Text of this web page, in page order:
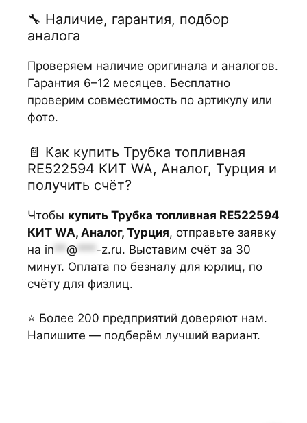
🔧 Наличие, гарантия, подбор
аналога
Проверяем наличие оригинала и аналогов.
Гарантия 6–12 месяцев. Бесплатно
проверим совместимость по артикулу или
фото.
📄 Как купить Трубка топливная
RE522594 КИТ WA, Аналог, Турция и
получить счёт?
Чтобы купить Трубка топливная RE522594
КИТ WA, Аналог, Турция, отправьте заявку
на in ** @ *** -z.ru. Выставим счёт за 30
минут. Оплата по безналу для юрлиц, по
счёту для физлиц.
⭐ Более 200 предприятий доверяют нам.
Напишите — подберём лучший вариант.